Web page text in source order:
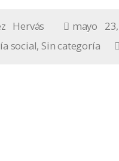
Hervás mayo
social,Sin categoría